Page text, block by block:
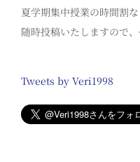
夏学期集中授業の時間割
随時投稿いたしますので、
Tweets by Veri1998